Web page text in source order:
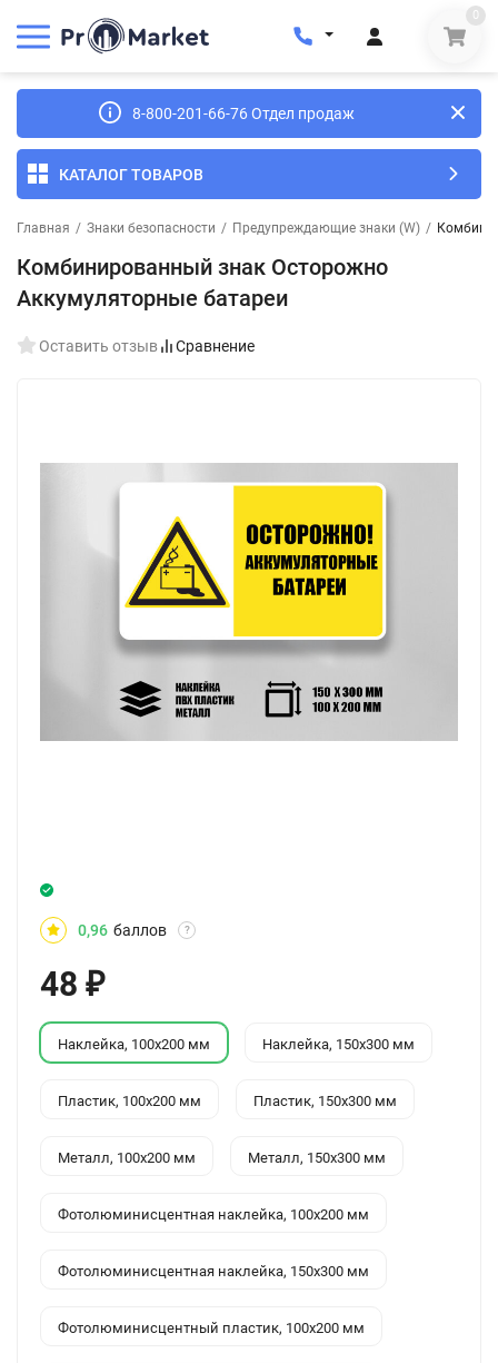
0
8-800-201-66-76 Отдел продаж
КАТАЛОГ ТОВАРОВ
Главная / Знаки безопасности / Предупреждающие знаки (W) /
Комбинированный знак Осторожно
Аккумуляторные батареи
Оставить отзыв Сравнение
0,96 баллов ?
48 ₽
Наклейка, 100x200 мм Наклейка, 150x300 мм
Пластик, 100x200 мм Пластик, 150x300 мм
Металл, 100x200 мм Металл, 150x300 мм
Фотолюминисцентная наклейка, 100x200 мм
Фотолюминисцентная наклейка, 150x300 мм
Фотолюминисцентный пластик, 100x200 мм